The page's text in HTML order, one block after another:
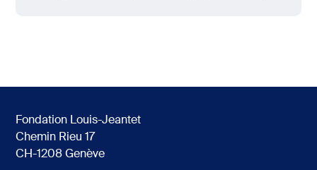
Fondation Louis-Jeantet
Chemin Rieu 17
CH-1208 Genève